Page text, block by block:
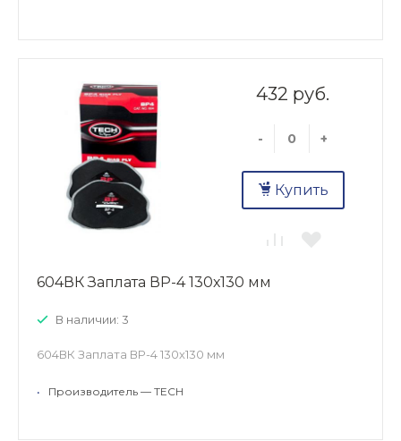
432 руб.
- +
Купить
604ВК Заплата ВР-4 130х130 мм
В наличии: 3
604ВК Заплата ВР-4 130х130 мм
• Производитель — TECH